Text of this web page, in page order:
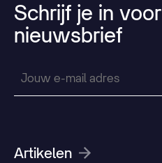
Schrijf je in voor
nieuwsbrief
Artikelen